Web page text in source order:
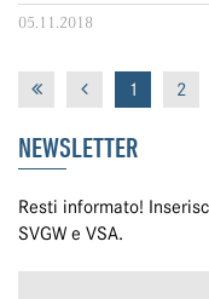
05.11.2018
1 2
NEWSLETTER
Resti informato!
SVGW e VSA.